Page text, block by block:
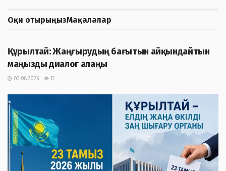
Оқи отырыңызМақалалар
Құрылтай: Жаңғырудың бағытын айқындайтын
маңызды диалог алаңы
03.08.2026 12